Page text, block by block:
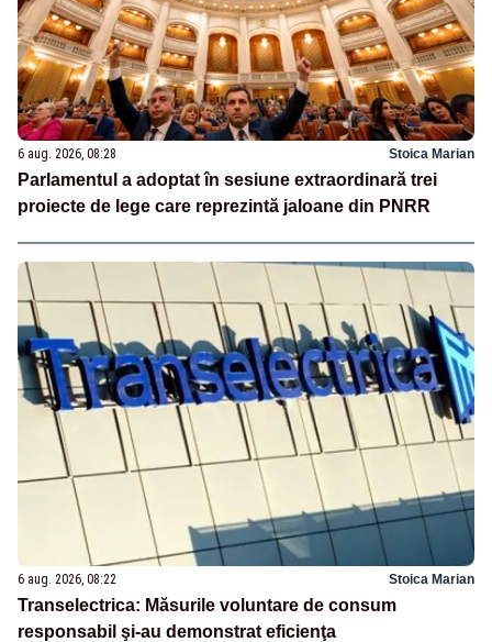
6 aug. 2026, 08:28 Stoica Marian
Parlamentul a adoptat în sesiune extraordinară trei
proiecte de lege care reprezintă jaloane din PNRR
6 aug. 2026, 08:22 Stoica Marian
Transelectrica: Măsurile voluntare de consum
responsabil şi-au demonstrat eficienţa